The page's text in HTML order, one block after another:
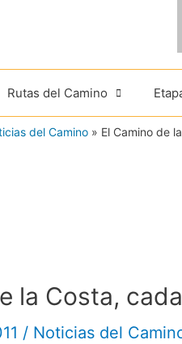
Rutas del Camino
del Camino » El Camino de
la Costa,
/ Noticias del